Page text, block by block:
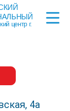
4а
центр г.
Меню